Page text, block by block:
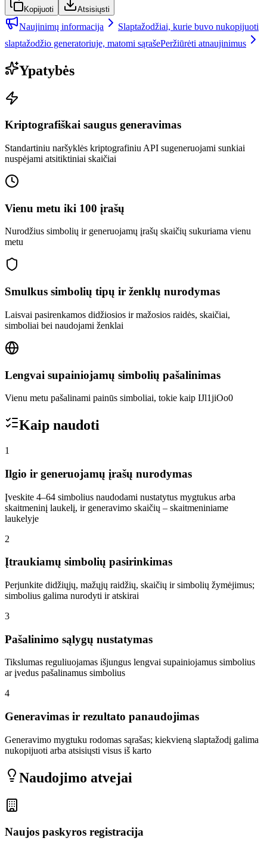
Kopijuoti Atsisiųsti
Naujinimų informacija
Slaptažodžiai, kurie buvo nukopijuoti
slaptažodžio generatoriuje, matomi sąrašePeržiūrėti atnaujinimus
Ypatybės
Kriptografiškai saugus generavimas
Standartiniu naršyklės kriptografiniu API sugeneruojami sunkiai
nuspėjami atsitiktiniai skaičiai
Vienu metu iki 100 įrašų
Nurodžius simbolių ir generuojamų įrašų skaičių sukuriama vienu
metu
Smulkus simbolių tipų ir ženklų nurodymas
Laisvai pasirenkamos didžiosios ir mažosios raidės, skaičiai,
simboliai bei naudojami ženklai
Lengvai supainiojamų simbolių pašalinimas
Vienu metu pašalinami painūs simboliai, tokie kaip IJl1jiOo0
Kaip naudoti
1
Ilgio ir generuojamų įrašų nurodymas
Įveskite 4–64 simbolius naudodami nustatytus mygtukus arba
skaitmeninį laukelį, ir generavimo skaičių – skaitmeniniame
laukelyje
2
Įtraukiamų simbolių pasirinkimas
Perjunkite didžiųjų, mažųjų raidžių, skaičių ir simbolių žymėjimus;
simbolius galima nurodyti ir atskirai
3
Pašalinimo sąlygų nustatymas
Tikslumas reguliuojamas išjungus lengvai supainiojamus simbolius
ar įvedus pašalinamus simbolius
4
Generavimas ir rezultato panaudojimas
Generavimo mygtuku rodomas sąrašas; kiekvieną slaptažodį galima
nukopijuoti arba atsisiųsti visus iš karto
Naudojimo atvejai
Naujos paskyros registracija